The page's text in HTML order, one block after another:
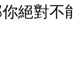
絕對不